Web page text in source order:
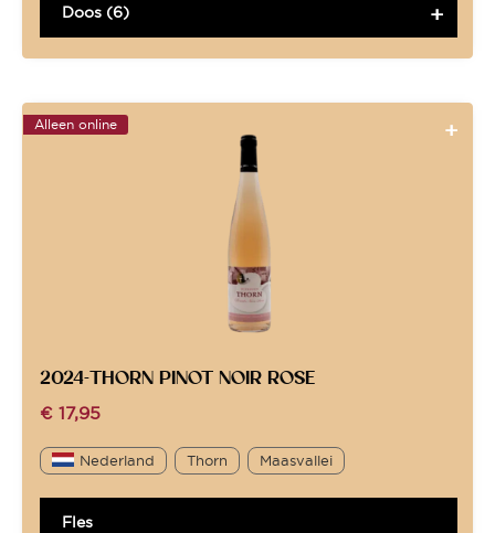
Doos (6)
Alleen online
2024-THORN PINOT NOIR ROSE
€ 17,95
Nederland Thorn Maasvallei
Fles